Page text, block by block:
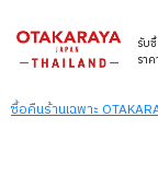
รับ
รา
ซื้อคืนร้านเฉพาะ